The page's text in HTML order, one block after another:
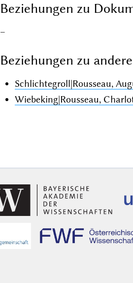
Beziehungen zu
–
Beziehungen zu
Schlichtegroll|Rousseau,
Wiebeking|Rousseau,